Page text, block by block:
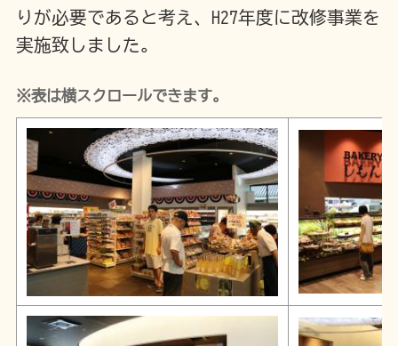
りが必要であると考え、H27年度に改修事業を
実施致しました。
※表は横スクロールできます。